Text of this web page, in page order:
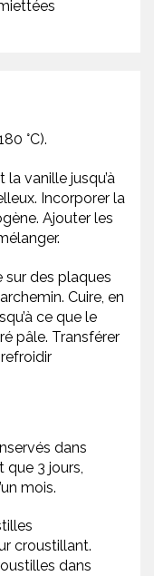
°C).
la vanille jusqu’à
Incorporer la
Ajouter les
sur des plaques
Cuire, en
ce que le
pâle. Transférer
dans
3 jours,
mois.
croustillant.
dans